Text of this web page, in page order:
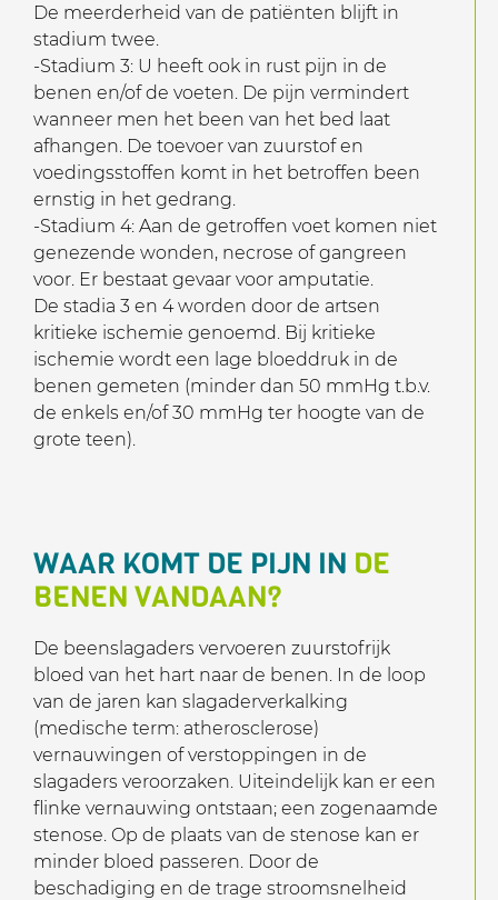
De meerderheid van de patiënten blijft in
stadium twee.
-Stadium 3: U heeft ook in rust pijn in de
benen en/of de voeten. De pijn vermindert
wanneer men het been van het bed laat
afhangen. De toevoer van zuurstof en
voedingsstoffen komt in het betroffen been
ernstig in het gedrang.
-Stadium 4: Aan de getroffen voet komen niet
genezende wonden, necrose of gangreen
voor. Er bestaat gevaar voor amputatie.
De stadia 3 en 4 worden door de artsen
kritieke ischemie genoemd. Bij kritieke
ischemie wordt een lage bloeddruk in de
benen gemeten (minder dan 50 mmHg t.b.v.
de enkels en/of 30 mmHg ter hoogte van de
grote teen).
WAAR KOMT DE PIJN IN DE
BENEN VANDAAN?
De beenslagaders vervoeren zuurstofrijk
bloed van het hart naar de benen. In de loop
van de jaren kan slagaderverkalking
(medische term: atherosclerose)
vernauwingen of verstoppingen in de
slagaders veroorzaken. Uiteindelijk kan er een
flinke vernauwing ontstaan; een zogenaamde
stenose. Op de plaats van de stenose kan er
minder bloed passeren. Door de
beschadiging en de trage stroomsnelheid